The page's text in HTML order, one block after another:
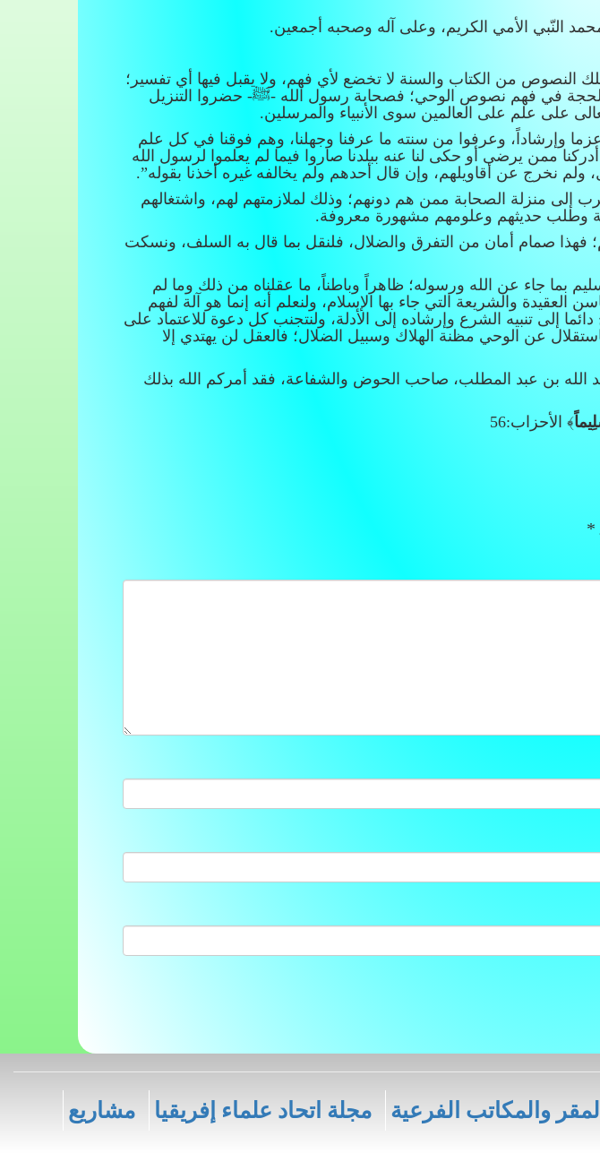
محمد النّبي الأمي الكريم، وعلى آله وصحبه أجمعين.
النصوص من الكتاب والسنة لا تخضع لأي فهم، ولا يقبل فيها أي تفسير؛
الحجة في فهم نصوص الوحي؛ فصحابة رسول الله -ﷺ- حضروا التنزيل
على علم على العالمين سوى الأنبياء والمرسلين.
وإرشاداً، وعرفوا من سنته ما عرفنا وجهلنا، وهم فوقنا في كل علم
ممن يرضى أو حكى لنا عنه ببلدنا صاروا فيما لم يعلموا لرسول الله
نخرج عن أقاويلهم، وإن قال أحدهم ولم يخالفه غيره أخذنا بقوله”.
إلى منزلة الصحابة ممن هم دونهم؛ وذلك لملازمتهم لهم، واشتغالهم
وطلب حديثهم وعلومهم مشهورة معروفة.
فهذا صمام أمان من التفرق والضلال، فلنقل بما قال به السلف، ونسكت
بما جاء عن الله ورسوله؛ ظاهراً وباطناً، ما عقلناه من ذلك وما لم
والشريعة التي جاء بها الإسلام، ولنعلم أنه إنما هو آلة لفهم
إلى تنبيه الشرع وإرشاده إلى الأدلة، ولنتجنب كل دعوة للاعتماد على
عن الوحي مظنة الهلاك وسبيل الضلال؛ فالعقل لن يهتدي إلا
الله بن عبد المطلب، صاحب الحوض والشفاعة، فقد أمركم الله بذلك
﴾ الأحزاب:56
*
المقر والمكاتب الفرعية مجلة اتحاد علماء إفريقيا
مشاريع